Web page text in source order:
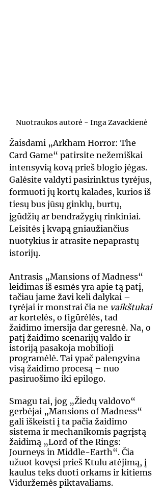
Nuotraukos autorė - Inga Zavackienė
Žaisdami „Arkham Horror: The
Card Game“ patirsite nežemiškai
intensyvią kovą prieš blogio jėgas.
Galėsite valdyti pasirinktus tyrėjus,
formuoti jų kortų kalades, kurios iš
tiesų bus jūsų ginklų, burtų,
įgūdžių ar bendražygių rinkiniai.
Leisitės į kvapą gniaužiančius
nuotykius ir atrasite nepaprastų
istorijų.
Antrasis „Mansions of Madness“
leidimas iš esmės yra apie tą patį,
tačiau jame žavi keli dalykai –
tyrėjai ir monstrai čia ne vaikštukai
ar kortelės, o figūrėlės, tad
žaidimo imersija dar geresnė. Na, o
patį žaidimo scenarijų valdo ir
istoriją pasakoja mobilioji
programėlė. Tai ypač palengvina
visą žaidimo procesą – nuo
pasiruošimo iki epilogo.
Smagu tai, jog „Žiedų valdovo“
gerbėjai „Mansions of Madness“
gali iškeisti į ta pačia žaidimo
sistema ir mechanikomis pagrįstą
žaidimą „Lord of the Rings:
Journeys in Middle-Earth“. Čia
užuot kovęsi prieš Ktulu atėjimą, į
kaulus teks duoti orkams ir kitiems
Viduržemės piktavaliams.